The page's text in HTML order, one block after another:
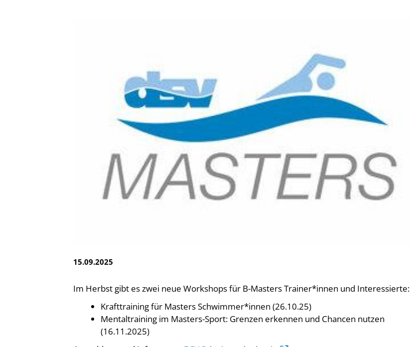
15.09.2025
Im Herbst gibt es zwei neue Workshops für B-Masters Trainer*innen und Interessierte:
Krafttraining für Masters Schwimmer*innen (26.10.25)
Mentaltraining im Masters-Sport: Grenzen erkennen und Chancen nutzen
(16.11.2025)
Quicklinks
Lizenzwesen
Zentrale Hinweisstelle
Anti-Doping
Recht auf sicheren Schwimmsport
Abteilungen
Freiwasserschwimmen
Wasserspringen
Wasserball
Synchronschwimmen